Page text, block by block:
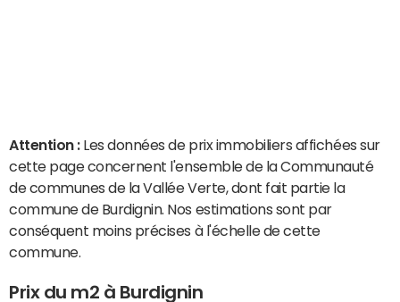
Attention : Les données de prix immobiliers affichées sur
cette page concernent l'ensemble de la Communauté
de communes de la Vallée Verte, dont fait partie la
commune de Burdignin. Nos estimations sont par
conséquent moins précises à l'échelle de cette
commune.
Prix du m2 à Burdignin